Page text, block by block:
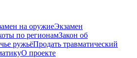
на оружиеЭкзамен
по регионамЗакон об
ружьёПродать травматический
О проекте